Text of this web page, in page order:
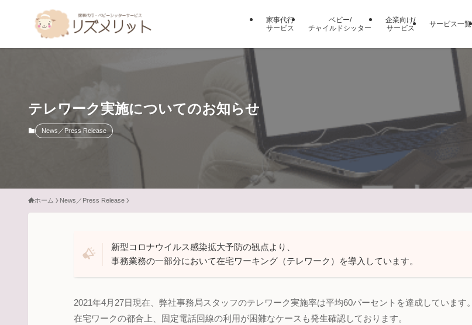
家事代行
サービス
ベビー/
チャイルドシッター
企業向け/
サービス
サービス一覧
テレワーク実施についてのお知らせ
News／Press Release
ホーム News／Press Release
新型コロナウイルス感染拡大予防の観点より、
事務業務の一部分において在宅ワーキング（テレワーク）を導入しています。
2021年4月27日現在、弊社事務局スタッフのテレワーク実施率は平均60パーセントを達成しています。
在宅ワークの都合上、固定電話回線の利用が困難なケースも発生確認しております。